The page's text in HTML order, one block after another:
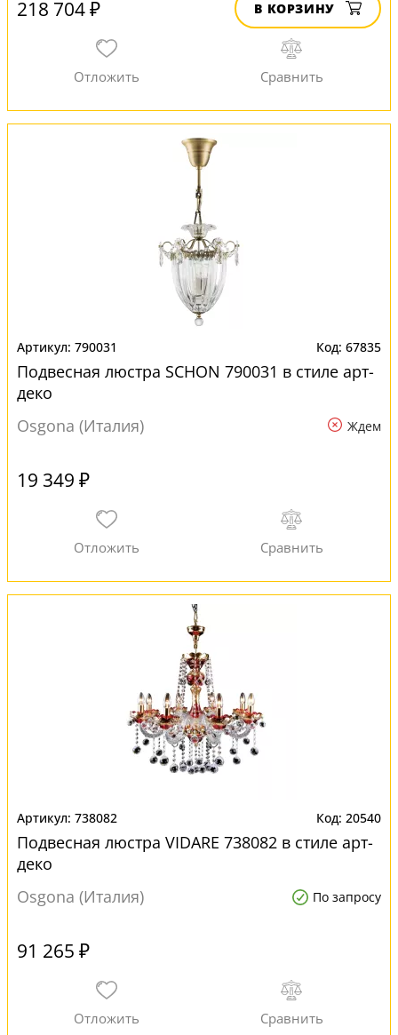
218 704 ₽ В КОРЗИНУ
790031 67835
Подвесная люстра SCHON 790031 в стиле арт-
деко
Osgona (Италия)
Ждем
19 349 ₽
738082 20540
Подвесная люстра VIDARE 738082 в стиле арт-
деко
Osgona (Италия)
По запросу
91 265 ₽